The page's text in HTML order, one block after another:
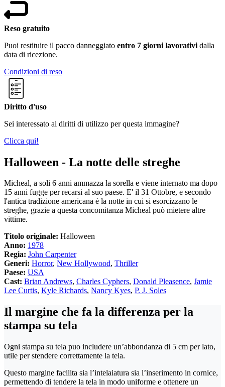
Reso gratuito
Puoi restituire il pacco danneggiato entro 7 giorni lavorativi dalla
data di ricezione.
Condizioni di reso
Diritto d'uso
Sei interessato ai diritti di utilizzo per questa immagine?
Clicca qui!
Halloween - La notte delle streghe
Micheal, a soli 6 anni ammazza la sorella e viene internato ma dopo
15 anni fugge per recarsi al suo paese. E' il 31 Ottobre, e secondo
l'antica tradizione americana è la notte in cui si esorcizzano le
streghe, grazie a questa concomitanza Micheal può mietere altre
vittime.
Titolo originale: Halloween
Anno: 1978
Regia: John Carpenter
Generi: Horror, New Hollywood, Thriller
Paese: USA
Cast: Brian Andrews, Charles Cyphers, Donald Pleasence, Jamie
Lee Curtis, Kyle Richards, Nancy Kyes, P. J. Soles
Il margine che fa la differenza per la
stampa su tela
Ogni stampa su tela puo includere un’abbondanza di 5 cm per lato,
utile per stendere correttamente la tela.
Questo margine facilita sia l’intelaiatura sia l’inserimento in cornice,
permettendo di tendere la tela in modo uniforme e ottenere un